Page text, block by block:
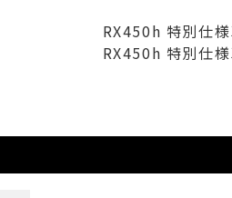
RX450h 特別仕
RX450h 特別仕